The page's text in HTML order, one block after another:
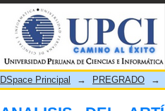
ANALISIS DEL
SANEAMIENTO POR
DSpace Principal → PREGRADO →